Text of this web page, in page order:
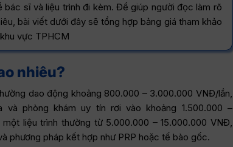
bác sĩ và liệu trình đi kèm. Để giúp người đọc làm rõ
bài viết dưới đây sẽ tổng hợp bảng giá tham khảo
vực TPHCM
nhiêu?
dao động khoảng 800.000 – 3.000.000 VNĐ/lần,
phòng khám uy tín rơi vào khoảng 1.500.000 –
liệu trình thường từ 5.000.000 – 15.000.000 VNĐ,
phương pháp kết hợp như PRP hoặc tế bào gốc.